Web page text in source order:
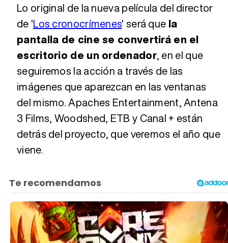
Lo original de la nueva película del director
de 'Los cronocrímenes' será que la
pantalla de cine se convertirá en el
escritorio de un ordenador, en el que
seguiremos la acción a través de las
imágenes que aparezcan en las ventanas
del mismo. Apaches Entertainment, Antena
3 Films, Woodshed, ETB y Canal + están
detrás del proyecto, que veremos el año que
viene.